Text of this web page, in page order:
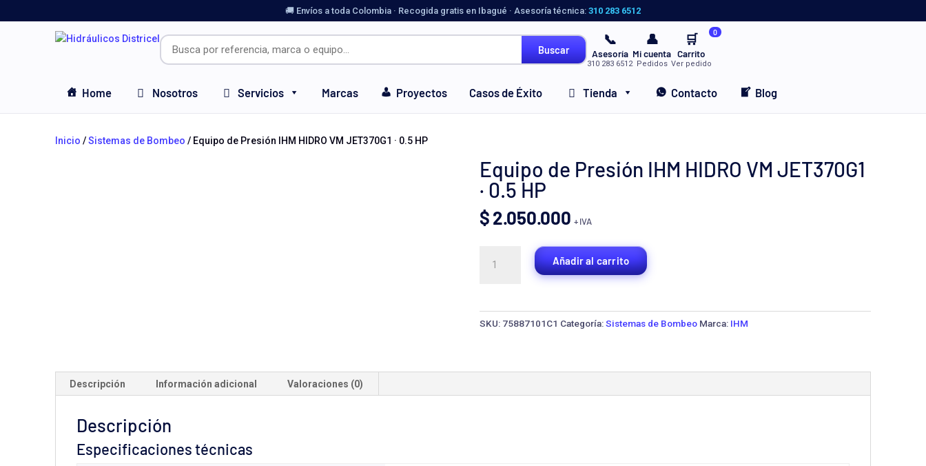
🚚 Envíos a toda Colombia · Recogida gratis en Ibagué · Asesoría técnica: 310 283 6512
Buscar
📞
Asesoría
310 283 6512
👤
Mi cuenta
Pedidos
🛒 0
Carrito
Ver pedido
Home Nosotros Servicios Marcas Proyectos Casos de Éxito Tienda Contacto Blog
Inicio /Sistemas de Bombeo / Equipo de Presión IHM HIDRO VM JET370G1 · 0.5 HP
Equipo de Presión IHM HIDRO VM JET370G1
· 0.5 HP
$2.050.000 + IVA
HP
Añadir al carrito
SKU: 75887101C1 Categoría:Sistemas de Bombeo Marca: IHM
Descripción Información adicional Valoraciones (0)
Descripción
Especificaciones técnicas